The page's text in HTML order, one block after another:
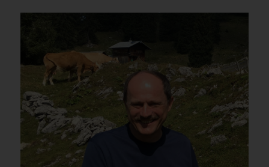
Andere externe Dienste
Datenschutz-Bestimmungen